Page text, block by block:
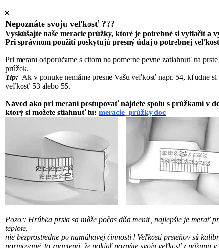
✕
Nepoznáte svoju veľkosť ???
Vyskúšajte naše meracie prúžky, ktoré je potrebné si vytlačit a
Pri správnom použití poskytujú presný údaj o potrebnej
Pri meraní odporúčame s citom no pomerne pevne zatiahnuť na
prúžok.
Tip: Ak v ponuke nemáme presne Vašu veľkosť napr. 54, kľudne si
veľkosť 53 alebo 55.
Návod ako pri meraní postupovať nájdete spolu s prúžkami v
ktorý si možete stiahnuť tu: meracie_prúžky.doc
Pozor: Hrúbka prsta sa môže počas dňa meniť, najlepšie je merať
teplote,
nie bezprostredne po namáhavej činnosti ! Veľkosti prsteňov sú
normované, to znamená, že pokiaľ poznáte svoju veľkosťz nákupu v